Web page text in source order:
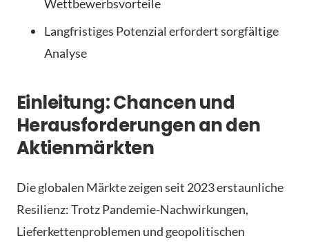
Wettbewerbsvorteile
Langfristiges Potenzial erfordert sorgfältige
Analyse
Einleitung: Chancen und
Herausforderungen an den
Aktienmärkten
Die globalen Märkte zeigen seit 2023 erstaunliche
Resilienz: Trotz Pandemie-Nachwirkungen,
Lieferkettenproblemen und geopolitischen